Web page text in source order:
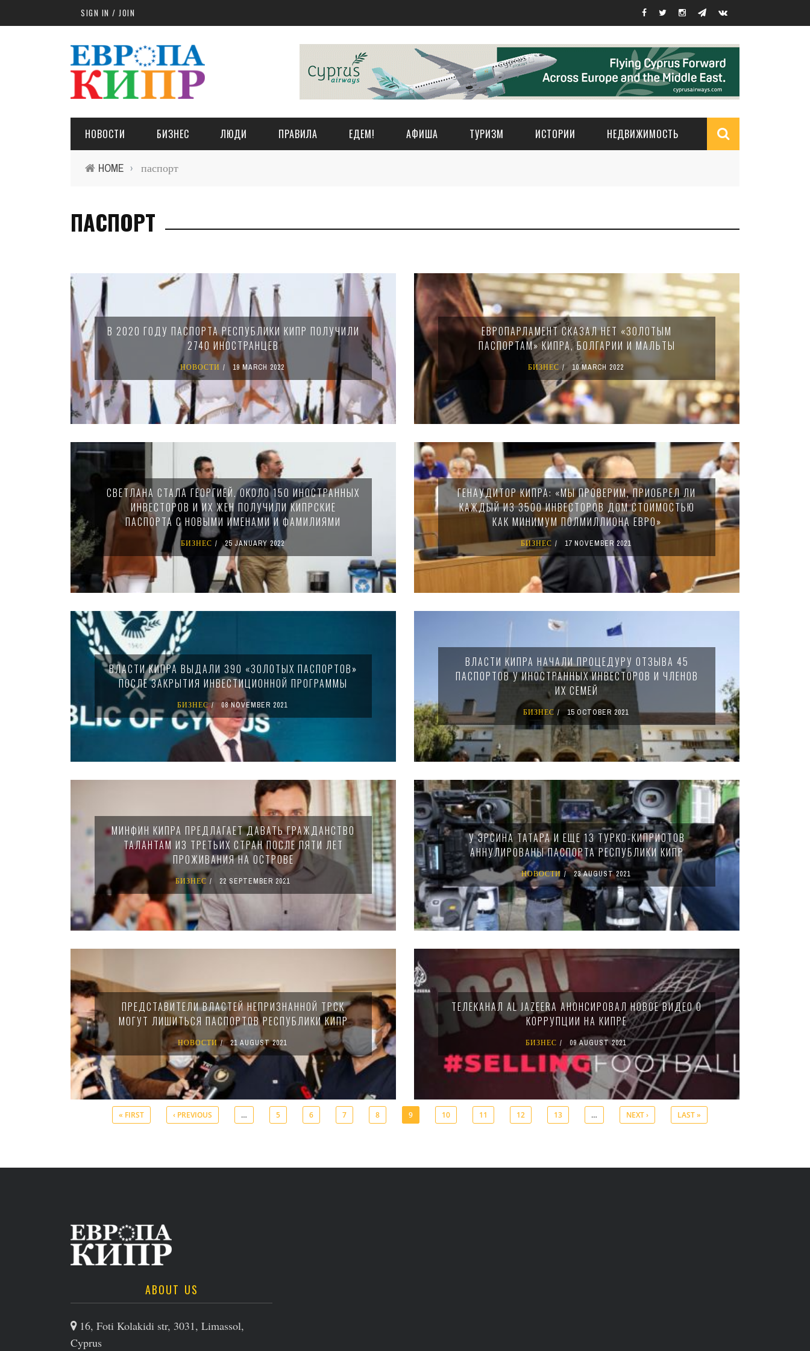
Skip to main contentSIGN IN / JOIN
НОВОСТИ БИЗНЕС ЛЮДИ ПРАВИЛА ЕДЕМ! АФИША ТУРИЗМ ИСТОРИИ НЕДВИЖИМОСТЬ
HOME › паспорт
ПАСПОРТ
В 2020 ГОДУ ПАСПОРТА РЕСПУБЛИКИ КИПР ПОЛУЧИЛИ
2740 ИНОСТРАНЦЕВ
НОВОСТИ 19 MARCH 2022
ЕВРОПАРЛАМЕНТ СКАЗАЛ НЕТ «ЗОЛОТЫМ
ПАСПОРТАМ» КИПРА, БОЛГАРИИ И МАЛЬТЫ
БИЗНЕС 10 MARCH 2022
СВЕТЛАНА СТАЛА ГЕОРГИЕЙ. ОКОЛО 150 ИНОСТРАННЫХ
ИНВЕСТОРОВ И ИХ ЖЕН ПОЛУЧИЛИ КИПРСКИЕ
ПАСПОРТА С НОВЫМИ ИМЕНАМИ И ФАМИЛИЯМИ
БИЗНЕС 25 JANUARY 2022
ГЕНАУДИТОР КИПРА: «МЫ ПРОВЕРИМ, ПРИОБРЕЛ ЛИ
КАЖДЫЙ ИЗ 3500 ИНВЕСТОРОВ ДОМ СТОИМОСТЬЮ
КАК МИНИМУМ ПОЛМИЛЛИОНА ЕВРО»
БИЗНЕС 17 NOVEMBER 2021
ВЛАСТИ КИПРА ВЫДАЛИ 390 «ЗОЛОТЫХ ПАСПОРТОВ»
ПОСЛЕ ЗАКРЫТИЯ ИНВЕСТИЦИОННОЙ ПРОГРАММЫ
БИЗНЕС 08 NOVEMBER 2021
ВЛАСТИ КИПРА НАЧАЛИ ПРОЦЕДУРУ ОТЗЫВА 45
ПАСПОРТОВ У ИНОСТРАННЫХ ИНВЕСТОРОВ И ЧЛЕНОВ
ИХ СЕМЕЙ
БИЗНЕС 15 OCTOBER 2021
МИНФИН КИПРА ПРЕДЛАГАЕТ ДАВАТЬ ГРАЖДАНСТВО
ТАЛАНТАМ ИЗ ТРЕТЬИХ СТРАН ПОСЛЕ ПЯТИ ЛЕТ
ПРОЖИВАНИЯ НА ОСТРОВЕ
БИЗНЕС 22 SEPTEMBER 2021
У ЭРСИНА ТАТАРА И ЕЩЕ 13 ТУРКО-КИПРИОТОВ
АННУЛИРОВАНЫ ПАСПОРТА РЕСПУБЛИКИ КИПР
НОВОСТИ 23 AUGUST 2021
ПРЕДСТАВИТЕЛИ ВЛАСТЕЙ НЕПРИЗНАННОЙ ТРСК
МОГУТ ЛИШИТЬСЯ ПАСПОРТОВ РЕСПУБЛИКИ КИПР
НОВОСТИ 21 AUGUST 2021
ТЕЛЕКАНАЛ AL JAZEERA АНОНСИРОВАЛ НОВОЕ ВИДЕО О
КОРРУПЦИИ НА КИПРЕ
БИЗНЕС 09 AUGUST 2021
Pages
« FIRST ‹ PREVIOUS … 5 6 7 8 9 10 11 12 13 … NEXT › LAST »
ABOUT US
16, Foti Kolakidi str, 3031, Limassol,
Cyprus